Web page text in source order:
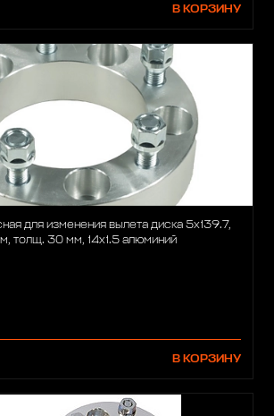
В КОРЗИНУ
для изменения вылета диска 5x139.7,
толщ. 30 мм, 14x1.5 алюминий
В КОРЗИНУ